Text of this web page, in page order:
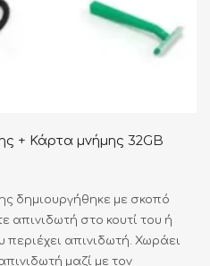
+ Κάρτα μνήμης 32GB
δημιουργήθηκε με σκοπό
απινιδωτή στο κουτί του ή
απινιδωτή. Χωράει
μαζί με τον